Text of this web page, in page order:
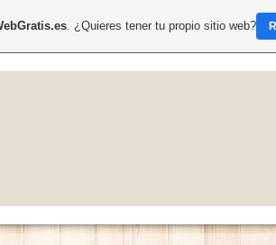
. ¿Quieres tener tu propio sitio web?